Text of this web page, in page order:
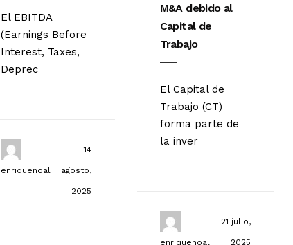
El EBITDA
(Earnings Before
Interest, Taxes,
Deprec
enriquenoal
14
agosto,
2025
M&A debido al
Capital de
Trabajo
El Capital de
Trabajo (CT)
forma parte de
la inver
enriquenoal
21 julio,
2025